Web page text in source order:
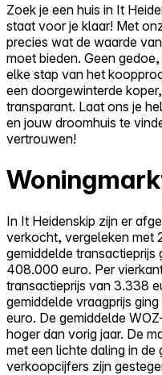
Zoek je een huis in It
staat voor je klaar! Met
precies wat de waarde
moet bieden. Geen
elke stap van het
een doorgewinterde
transparant. Laat ons je
en jouw droomhuis te
vertrouwen!
In It Heidenskip zijn er
verkocht, vergeleken met
gemiddelde
408.000 euro. Per
transactieprijs van 3.338
gemiddelde vraagprijs
euro. De gemiddelde
hoger dan vorig jaar. De
met een lichte daling in de
verkoopcijfers zijn